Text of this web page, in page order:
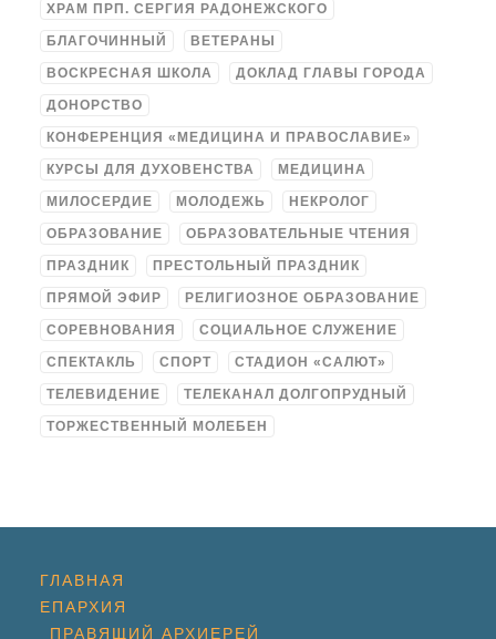
ХРАМ ПРП. СЕРГИЯ РАДОНЕЖСКОГО
БЛАГОЧИННЫЙ ВЕТЕРАНЫ
ВОСКРЕСНАЯ ШКОЛА ДОКЛАД ГЛАВЫ ГОРОДА
ДОНОРСТВО
КОНФЕРЕНЦИЯ «МЕДИЦИНА И ПРАВОСЛАВИЕ»
КУРСЫ ДЛЯ ДУХОВЕНСТВА МЕДИЦИНА
МИЛОСЕРДИЕ МОЛОДЕЖЬ НЕКРОЛОГ
ОБРАЗОВАНИЕ ОБРАЗОВАТЕЛЬНЫЕ ЧТЕНИЯ
ПРАЗДНИК ПРЕСТОЛЬНЫЙ ПРАЗДНИК
ПРЯМОЙ ЭФИР РЕЛИГИОЗНОЕ ОБРАЗОВАНИЕ
СОРЕВНОВАНИЯ СОЦИАЛЬНОЕ СЛУЖЕНИЕ
СПЕКТАКЛЬ СПОРТ СТАДИОН «САЛЮТ»
ТЕЛЕВИДЕНИЕ ТЕЛЕКАНАЛ ДОЛГОПРУДНЫЙ
ТОРЖЕСТВЕННЫЙ МОЛЕБЕН
ГЛАВНАЯ
ЕПАРХИЯ
ПРАВЯЩИЙ АРХИЕРЕЙ